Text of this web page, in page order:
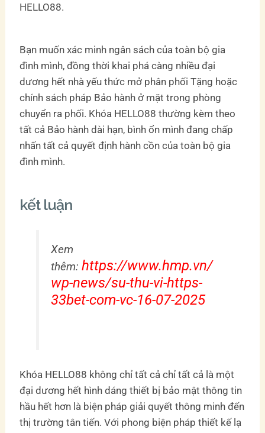
HELLO88.
Bạn muốn xác minh ngân sách của toàn bộ gia
đình mình, đồng thời khai phá càng nhiều đại
dương hết nhà yếu thức mở phân phối Tặng hoặc
chính sách pháp Bảo hành ở mặt trong phòng
chuyển ra phối. Khóa HELLO88 thường kèm theo
tất cả Bảo hành dài hạn, bình ổn mình đang chấp
nhấn tất cả quyết định hành cồn của toàn bộ gia
đình mình.
kết luận
Xem
thêm:https://www.hmp.vn/
wp-news/su-thu-vi-https-
33bet-com-vc-16-07-2025
Khóa HELLO88 không chỉ tất cả chỉ tất cả là một
đại dương hết hình dáng thiết bị bảo mật thông tin
hầu hết hơn là biện pháp giải quyết thông minh đến
thị trường tân tiến. Với phong biện pháp thiết kế lạ